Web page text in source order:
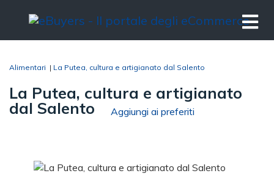
Alimentari | La Putea, cultura e artigianato dal Salento
La Putea, cultura e artigianato
dal Salento
Aggiungi ai preferiti